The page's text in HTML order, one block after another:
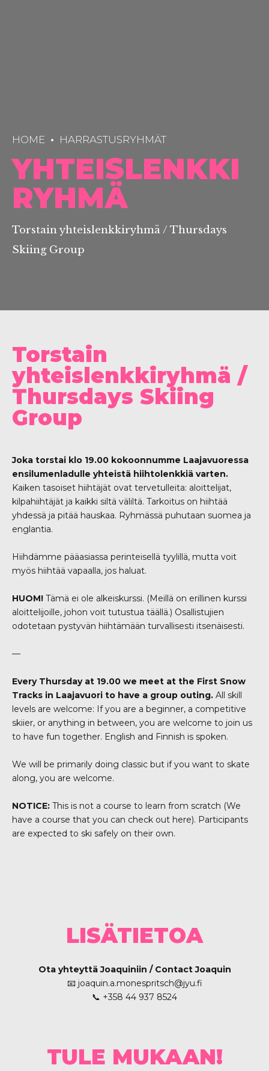
HOME HARRASTUSRYHMÄT
YHTEISLENKKI
RYHMÄ
Torstain yhteislenkkiryhmä / Thursdays
Skiing Group
Torstain
yhteislenkkiryhmä /
Thursdays Skiing
Group
Joka torstai klo 19.00 kokoonnumme Laajavuoressa
ensilumenladulle yhteistä hiihtolenkkiä varten.
Kaiken tasoiset hiihtäjät ovat tervetulleita: aloittelijat,
kilpahiihtäjät ja kaikki siltä väliltä. Tarkoitus on hiihtää
yhdessä ja pitää hauskaa. Ryhmässä puhutaan suomea ja
englantia.
Hiihdämme pääasiassa perinteisellä tyylillä, mutta voit
myös hiihtää vapaalla, jos haluat.
HUOM! Tämä ei ole alkeiskurssi. (Meillä on erillinen kurssi
aloittelijoille, johon voit tutustua täällä.) Osallistujien
odotetaan pystyvän hiihtämään turvallisesti itsenäisesti.
—
Every Thursday at 19.00 we meet at the First Snow
Tracks in Laajavuori to have a group outing. All skill
levels are welcome: If you are a beginner, a competitive
skiier, or anything in between, you are welcome to join us
to have fun together. English and Finnish is spoken.
We will be primarily doing classic but if you want to skate
along, you are welcome.
NOTICE: This is not a course to learn from scratch (We
have a course that you can check out here). Participants
are expected to ski safely on their own.
LISÄTIETOA
Ota yhteyttä Joaquiniin / Contact Joaquin
📧 joaquin.a.monespritsch@jyu.fi
📞 +358 44 937 8524
TULE MUKAAN!